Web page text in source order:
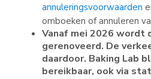
annuleringsvoorwaarden
omboeken of annuleren
Vanaf mei 2026 wordt
gerenoveerd. De
daardoor. Baking Lab
bereikbaar, ook via